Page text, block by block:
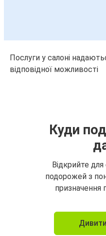
Послуги у салоні
відповідної можливості
Куди
Відкрийте
подорожей з
призначення